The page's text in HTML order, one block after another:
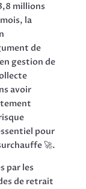
millions
la
de
gestion de
avoir
pour
🚀.
par les
de retrait